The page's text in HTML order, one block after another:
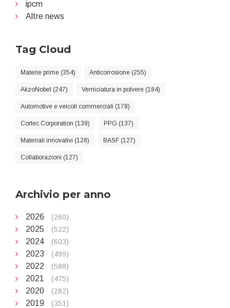
ipcm
Altre news
Tag Cloud
Materie prime (354) Anticorrosione (255)
AkzoNobel (247) Verniciatura in polvere (184)
Automotive e veicoli commerciali (178)
Cortec Corporation (139) PPG (137)
Materiali innovativi (128) BASF (127)
Collaborazioni (127)
Archivio per anno
2026 (260)
2025 (522)
2024 (603)
2023 (499)
2022 (588)
2021 (475)
2020 (282)
2019 (351)